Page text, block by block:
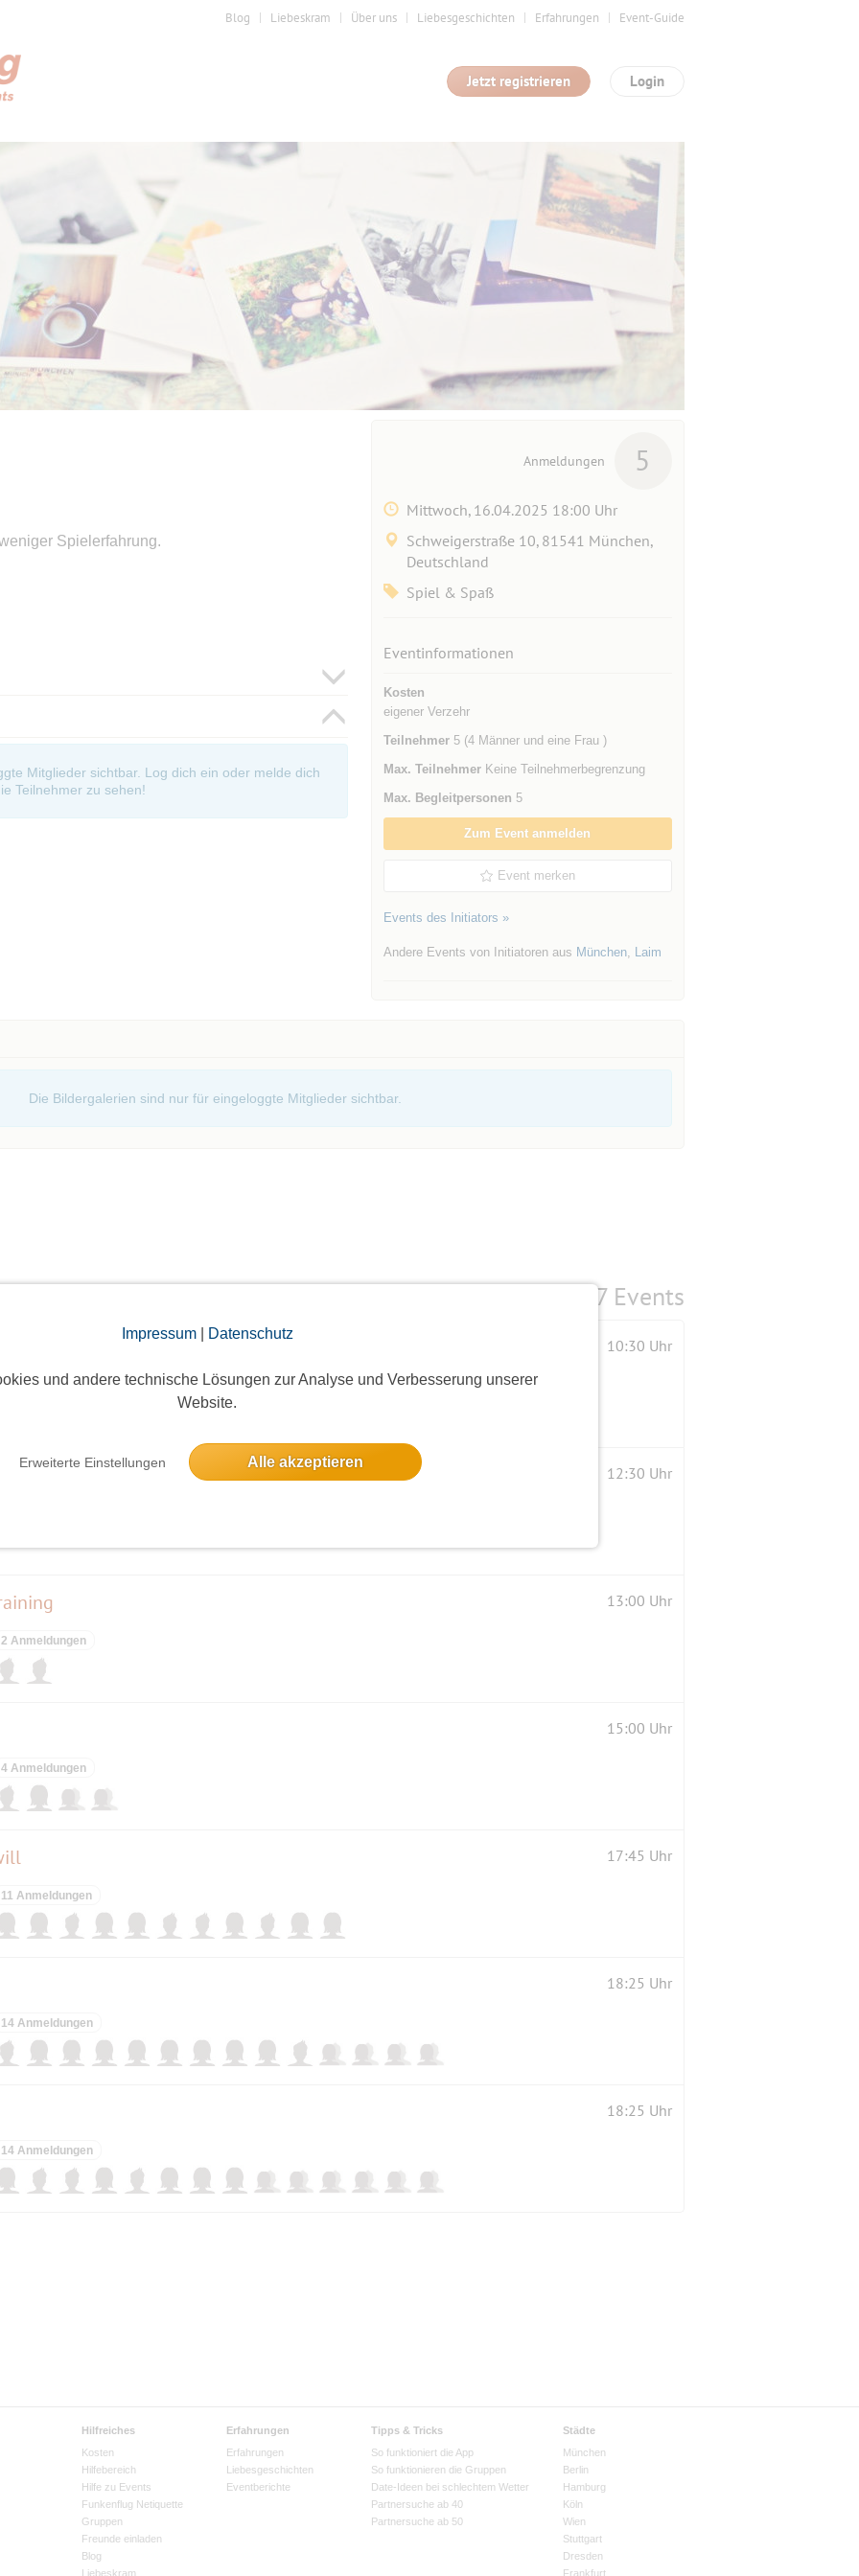
Impressum| Datenschutz
und andere technische Lösungen zur Analyse und Verbesserung unserer
Website.
Erweiterte Einstellungen Alle akzeptieren
Blog Liebeskram Über uns Liebesgeschichten Erfahrungen Event-Guide
Login
Jetzt registrieren
Spielerfahrung.
Mitglieder sichtbar. Log dich ein oder melde dich
Teilnehmer zu sehen!
Anmeldungen 5
Mittwoch, 16.04.2025 18:00 Uhr
Schweigerstraße 10, 81541 München,
Deutschland
Spiel & Spaß
Eventinformationen
Kosten
eigener Verzehr
Teilnehmer5 (4 Männer und eine Frau )
Max. TeilnehmerKeine Teilnehmerbegrenzung
Max. Begleitpersonen 5
Zum Event anmelden
Event merken
Events des Initiators »
Andere Events von Initiatoren aus München, Laim
Die Bildergalerien sind nur für eingeloggte Mitglieder sichtbar.
7 Events
10:30 Uhr
Dieses Event hatte keine Anmeldungen
12:30 Uhr
13:00 Uhr
2 Anmeldungen
15:00 Uhr
4 Anmeldungen
17:45 Uhr
11 Anmeldungen
18:25 Uhr
14 Anmeldungen
18:25 Uhr
14 Anmeldungen
Hilfreiches
Kosten
Hilfebereich
Hilfe zu Events
Funkenflug Netiquette
Gruppen
Freunde einladen
Blog
Liebeskram
Erfahrungen
Erfahrungen
Liebesgeschichten
Eventberichte
Tipps & Tricks
So funktioniert die App
So funktionieren die Gruppen
Date-Ideen bei schlechtem Wetter
Partnersuche ab 40
Partnersuche ab 50
Städte
München
Berlin
Hamburg
Köln
Wien
Stuttgart
Dresden
Frankfurt